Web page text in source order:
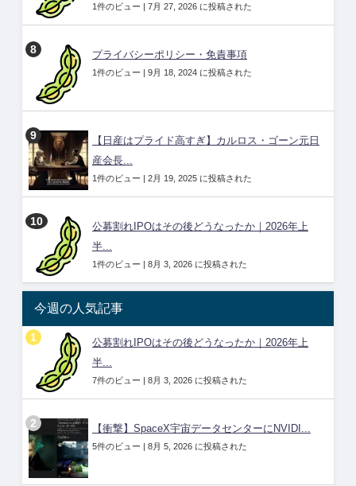
1件のビュー | 7月 27, 2026 に投稿された
プライバシーポリシー・免責事項
1件のビュー | 9月 18, 2024 に投稿された
【日産はプライド高すぎ】カルロス・ゴーン元日
産会長...
1件のビュー | 2月 19, 2025 に投稿された
公募割れIPOはその後どうなったか｜2026年上
半...
1件のビュー | 8月 3, 2026 に投稿された
今週の人気記事
公募割れIPOはその後どうなったか｜2026年上
半...
7件のビュー | 8月 3, 2026 に投稿された
【衝撃】SpaceX宇宙データセンターにNVIDI...
5件のビュー | 8月 5, 2026 に投稿された